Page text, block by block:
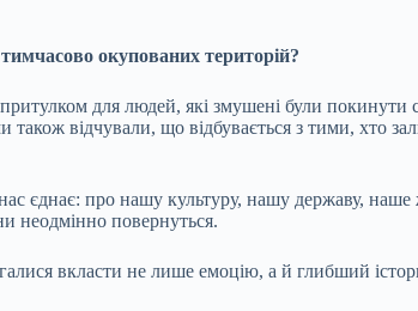
окупованих територій?
для людей, які змушені були покинути
також відчували, що відбувається з тими, хто
єднає: про нашу культуру, нашу державу,
неодмінно повернуться.
вкласти не лише емоцію, а й глибший